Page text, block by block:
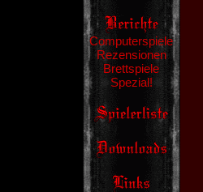
Computerspiele
Rezensionen
Brettspiele
Spezial!